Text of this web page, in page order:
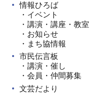
情報ひろば
・イベント
・講演・講座・教室
・お知らせ
・まち協情報
市民伝言板
・講演・催し
・会員・仲間募集
文芸だより